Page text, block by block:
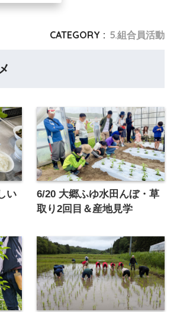
CATEGORY : 5.組合員活動
い
6/20 大郷ふゆ水田んぼ・草
取り2回目＆産地見学